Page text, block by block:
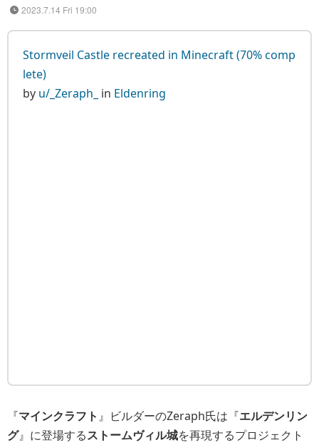
2023.7.14 Fri 19:00
Stormveil Castle recreated in Minecraft (70% comp
lete)
by u/_Zeraph_ in Eldenring
『マインクラフト 』ビルダーのZeraph氏は『エルデンリン
グ』に登場するストームヴィル城を再現するプロジェクト